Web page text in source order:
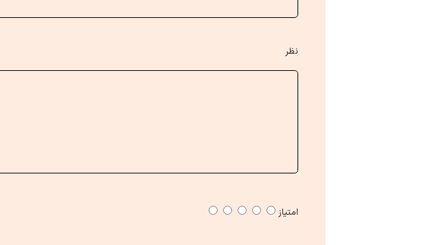
نظر
امتیاز